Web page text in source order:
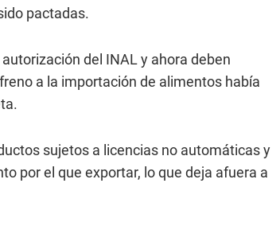
pactadas.
del INAL y ahora deben
a la importación de alimentos había
sujetos a licencias no automáticas y
por el que exportar, lo que deja afuera a